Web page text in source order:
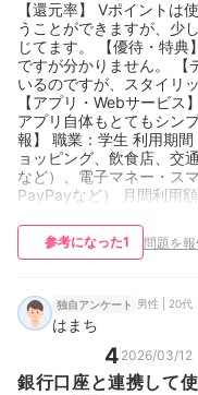
【還元率】 Vポイントは
うことができますが、少
じてます。 【優待・特
ですが分かりません。 【
いるのですが、スタイリ
【アプリ・Webサービス
アプリ自体もとてもシン
報】 職業：学生 利用期
ョッピング、飲食店、交
など）、電子マネー・ス
PayPayなど） 月間利用
参考になった1 問題を
独自アンケート 男性 | 20代
はまち
4 2026/03/12
銀行口座と連携して